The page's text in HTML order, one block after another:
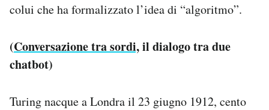
colui che ha formalizzato l’idea di “algoritmo”.
(Conversazione tra sordi,il dialogo tra due
chatbot)
Turing nacque a Londra il 23 giugno 1912, cento